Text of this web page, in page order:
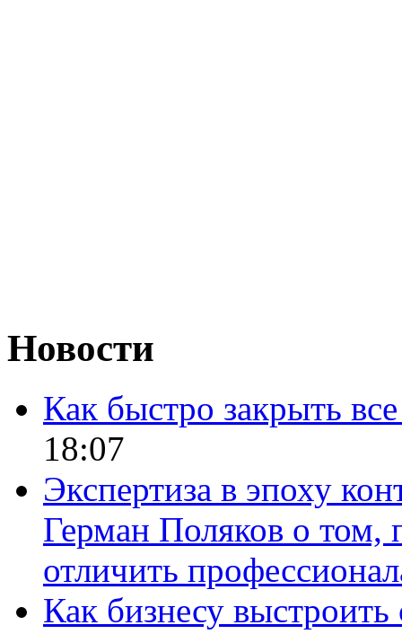
Новости
Как быстро закрыть
18:07
Экспертиза в эпоху
Герман Поляков о том,
отличить
Как бизнесу